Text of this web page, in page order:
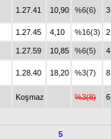
1.27.41 10,90 %6(6) 3
1.27.45 4,10 %16(3) 2
1.27.59 10,85 %6(5) 4
1.28.40 18,20 %3(7) 8
Koşmaz %3(8) 6
5